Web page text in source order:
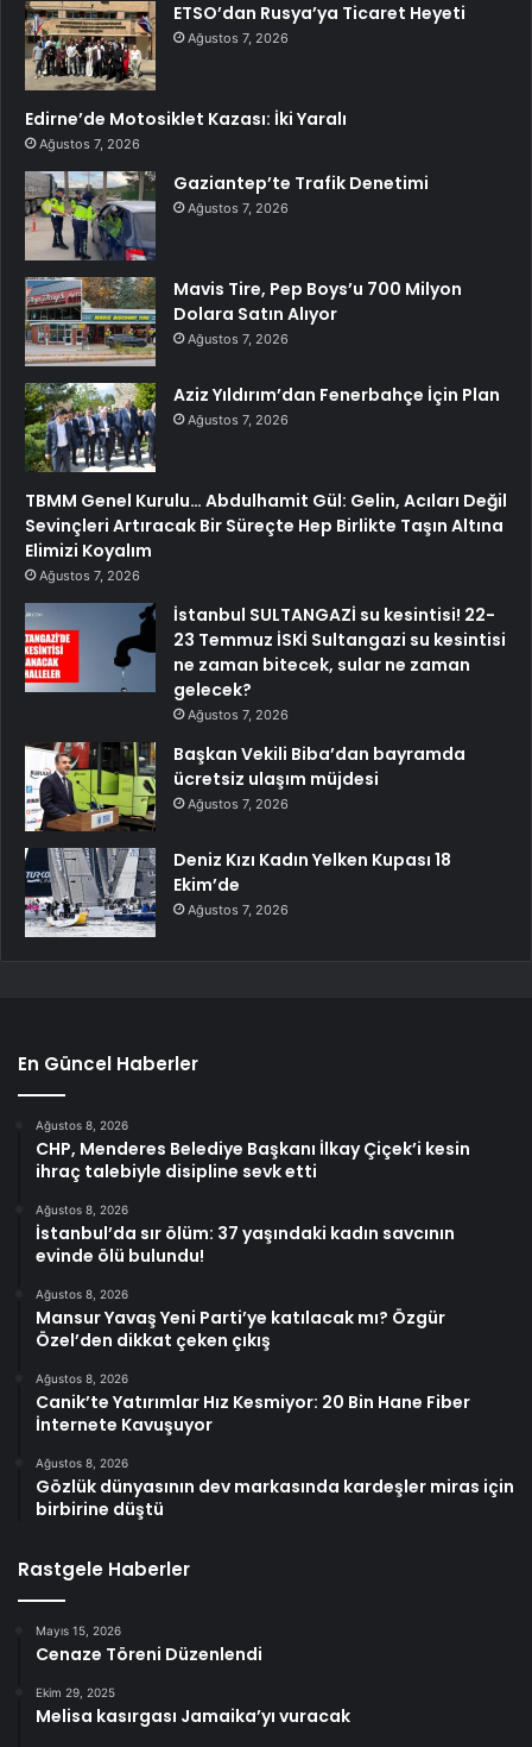
ETSO’dan Rusya’ya Ticaret Heyeti
Ağustos 7, 2026
Edirne’de Motosiklet Kazası: İki Yaralı
Ağustos 7, 2026
Gaziantep’te Trafik Denetimi
Ağustos 7, 2026
Mavis Tire, Pep Boys’u 700 Milyon
Dolara Satın Alıyor
Ağustos 7, 2026
Aziz Yıldırım’dan Fenerbahçe İçin Plan
Ağustos 7, 2026
TBMM Genel Kurulu… Abdulhamit Gül: Gelin, Acıları Değil
Sevinçleri Artıracak Bir Süreçte Hep Birlikte Taşın Altına
Elimizi Koyalım
Ağustos 7, 2026
İstanbul SULTANGAZİ su kesintisi! 22-
23 Temmuz İSKİ Sultangazi su kesintisi
ne zaman bitecek, sular ne zaman
gelecek?
Ağustos 7, 2026
Başkan Vekili Biba’dan bayramda
ücretsiz ulaşım müjdesi
Ağustos 7, 2026
Deniz Kızı Kadın Yelken Kupası 18
Ekim’de
Ağustos 7, 2026
En Güncel Haberler
Ağustos 8, 2026
CHP, Menderes Belediye Başkanı İlkay Çiçek’i kesin
ihraç talebiyle disipline sevk etti
Ağustos 8, 2026
İstanbul’da sır ölüm: 37 yaşındaki kadın savcının
evinde ölü bulundu!
Ağustos 8, 2026
Mansur Yavaş Yeni Parti’ye katılacak mı? Özgür
Özel’den dikkat çeken çıkış
Ağustos 8, 2026
Canik’te Yatırımlar Hız Kesmiyor: 20 Bin Hane Fiber
İnternete Kavuşuyor
Ağustos 8, 2026
Gözlük dünyasının dev markasında kardeşler miras için
birbirine düştü
Rastgele Haberler
Mayıs 15, 2026
Cenaze Töreni Düzenlendi
Ekim 29, 2025
Melisa kasırgası Jamaika’yı vuracak